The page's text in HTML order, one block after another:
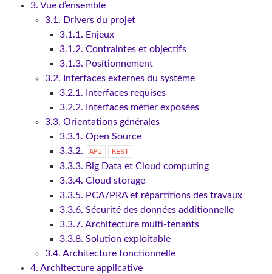
3. Vue d’ensemble
3.1. Drivers du projet
3.1.1. Enjeux
3.1.2. Contraintes et objectifs
3.1.3. Positionnement
3.2. Interfaces externes du système
3.2.1. Interfaces requises
3.2.2. Interfaces métier exposées
3.3. Orientations générales
3.3.1. Open Source
3.3.2.
API REST
3.3.3. Big Data et Cloud computing
3.3.4. Cloud storage
3.3.5. PCA/PRA et répartitions des travaux
3.3.6. Sécurité des données additionnelle
3.3.7. Architecture multi-tenants
3.3.8. Solution exploitable
3.4. Architecture fonctionnelle
4. Architecture applicative